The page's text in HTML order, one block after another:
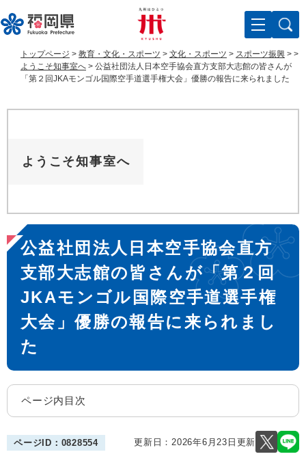
ー
ジ
す
ニ
ュ
し
トップページ > 教育・文化・スポーツ > 文化・スポーツ > スポーツ振興 > >
ようこそ知事室へ > 公益社団法人日本空手協会直方支部大志館の皆さんが
「第２回JKAモンゴル国際空手道選手権大会」優勝の報告に来られました
ようこそ知事室へ
本
文
公益社団法人日本空手協会直方
支部大志館の皆さんが「第２回
JKAモンゴル国際空手道選手権
大会」優勝の報告に来られまし
た
ページ内目次
ページID：0828554 更新日：2026年6月23日更新